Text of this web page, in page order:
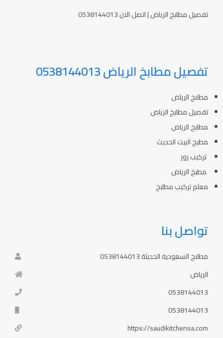
تفصيل مطابخ الرياض | اتصل الان 0538144013
تفصيل مطابخ الرياض 0538144013
مطابخ الرياض
تفصيل مطابخ الرياض
مطابخ الرياض
مطبخ البيت الحديث
تركيب روز
مطبخ الرياض
معلم تركيب مطابخ
تواصل بنا
مطابخ السعودية الحديثة 0538144013
الرياض
0538144013
0538144013
https://saudikitchensa.com